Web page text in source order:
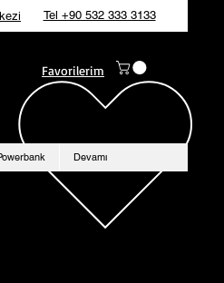
Tel +90 532 333 3133
Favorilerim
Devamı